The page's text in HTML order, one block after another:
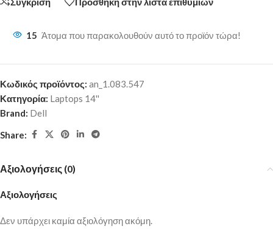
15 Άτομα που παρακολουθούν αυτό το προϊόν τώρα!
Κωδικός προϊόντος: an_1.083.547
Κατηγορία: Laptops 14''
Brand: Dell
Share:
Αξιολογήσεις (0)
Αξιολογήσεις
Δεν υπάρχει καμία αξιολόγηση ακόμη.